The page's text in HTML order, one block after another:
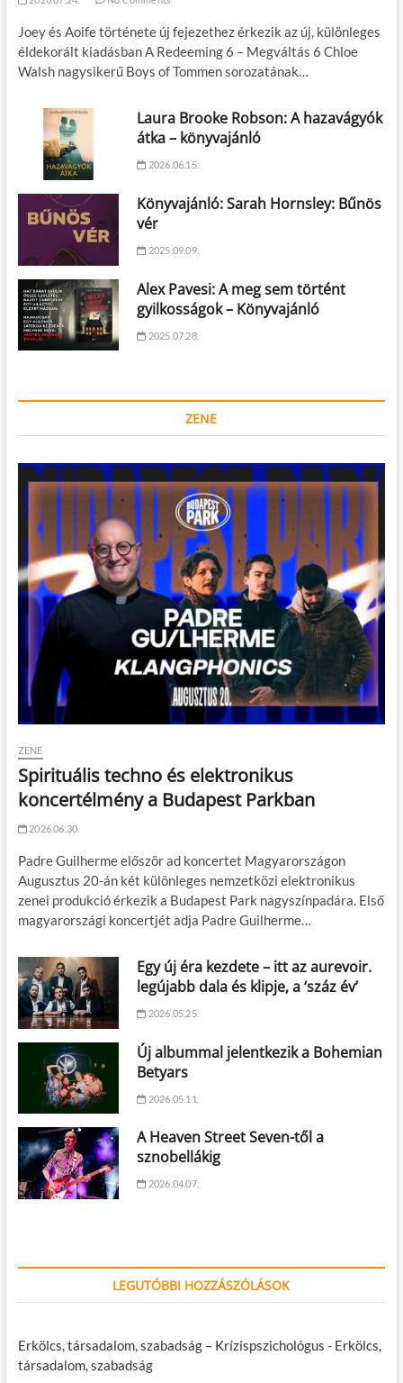
Joey és Aoife története új fejezethez érkezik az új, különleges
éldekorált kiadásban A Redeeming 6 – Megváltás 6 Chloe
Walsh nagysikerű Boys of Tommen sorozatának…
Laura Brooke Robson: A hazavágyók
átka – könyvajánló
2026.06.15.
Könyvajánló: Sarah Hornsley: Bűnös
vér
2025.09.09.
Alex Pavesi: A meg sem történt
gyilkosságok – Könyvajánló
2025.07.28.
ZENE
ZENE
Spirituális techno és elektronikus
koncertélmény a Budapest Parkban
2026.06.30.
Padre Guilherme először ad koncertet Magyarországon
Augusztus 20-án két különleges nemzetközi elektronikus
zenei produkció érkezik a Budapest Park nagyszínpadára. Első
magyarországi koncertjét adja Padre Guilherme…
Egy új éra kezdete – itt az aurevoir.
legújabb dala és klipje, a ‘száz év’
2026.05.25.
Új albummal jelentkezik a Bohemian
Betyars
2026.05.11.
A Heaven Street Seven-től a
sznobellákig
2026.04.07.
LEGUTÓBBI HOZZÁSZÓLÁSOK
Erkölcs, társadalom, szabadság – Krízispszichológus - Erkölcs,
társadalom, szabadság